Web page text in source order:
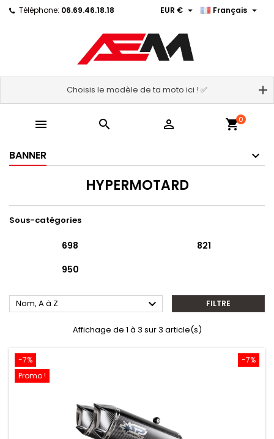
Téléphone: 06.69.46.18.18 Français 
EUR € 
Choisis le modèle de ta moto ici ! ✅
   shopping_cart0
BANNER
HYPERMOTARD
Sous-catégories
698
821
950
Nom, A à Z  FILTRE
Affichage de 1 à 3 sur 3 article(s)
-7%
-7%
Promo !